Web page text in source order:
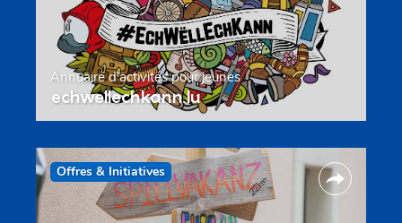
Annuaire d’activités pour jeunes
echwellechkann.lu
Offres & Initiatives